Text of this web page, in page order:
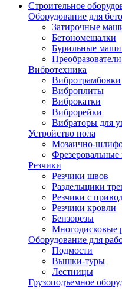
Строительное
Оборудование для
Затирочные
Бетономешалки
Бурильные
Вибротехника
Вибротрамбовки
Виброплиты
Виброкатки
Виброрейки
Вибраторы для
Устройство пола
Мозаично-
Резчики
Резчики швов
Раздельщики
Резчики с
Резчики кровли
Бензорезы
Многодисковые
Оборудование для
Подмости
Вышки-туры
Лестницы
Грузоподъемное